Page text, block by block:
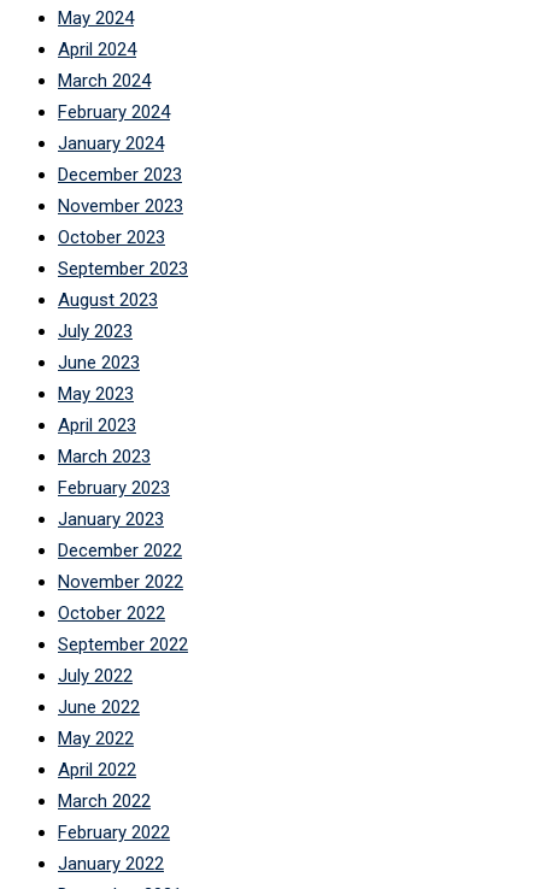
May 2024
April 2024
March 2024
February 2024
January 2024
December 2023
November 2023
October 2023
September 2023
August 2023
July 2023
June 2023
May 2023
April 2023
March 2023
February 2023
January 2023
December 2022
November 2022
October 2022
September 2022
July 2022
June 2022
May 2022
April 2022
March 2022
February 2022
January 2022